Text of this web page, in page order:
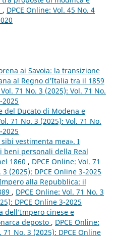
, DPCE Online: Vol. 45 No. 4
ai Savoia: la transizione
al Regno d’Italia tra il 1859
71 No. 3 (2025): Vol. 71 No.
2025
del Ducato di Modena e
71 No. 3 (2025): Vol. 71 No.
2025
vestimenta mea». I
personali della Real
1860 , DPCE Online: Vol. 71
(2025): DPCE Online 3-2025
alla Repubblica: il
, DPCE Online: Vol. 71 No. 3
DPCE Online 3-2025
dell’Impero cinese e
deposto , DPCE Online:
71 No. 3 (2025): DPCE Online